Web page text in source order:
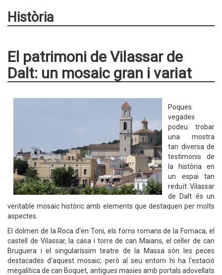
Història
El patrimoni de Vilassar de
Dalt: un mosaic gran i variat
Poques
vegades
podeu trobar
una mostra
tan diversa de
testimonis de
la història en
un espai tan
reduït. Vilassar
de Dalt és un
veritable mosaic històric amb elements que destaquen per molts
aspectes.
El dolmen de la Roca d'en Toni, els forns romans de la Fornaca, el
castell de Vilassar, la casa i torre de can Maians, el celler de can
Bruguera i el singularíssim teatre de la Massa són les peces
destacades d'aquest mosaic; però al seu entorn hi ha l'estació
megalítica de can Boquet, antigues masies amb portals adovellats